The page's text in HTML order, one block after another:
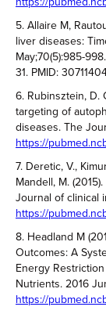
5. Allaire M,
liver diseases:
May;70(5):985-
31. PMID:
6. Rubinsztein, D.
targeting of
diseases. The
https://
7. Deretic, V.,
Mandell, M.
Journal of clinical
https://
8. Headland M
Outcomes: A
Energy
Nutrients. 2016
https://